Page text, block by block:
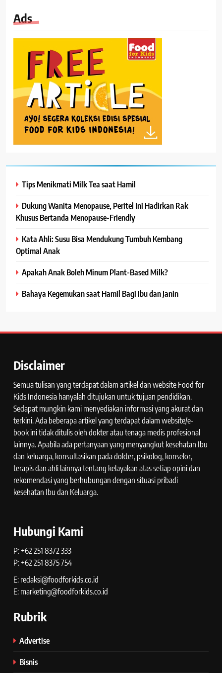
Ads
Tips Menikmati Milk Tea saat Hamil
Dukung Wanita Menopause, Peritel Ini Hadirkan Rak
Khusus Bertanda Menopause-Friendly
Kata Ahli: Susu Bisa Mendukung Tumbuh Kembang
Optimal Anak
Apakah Anak Boleh Minum Plant-Based Milk?
Bahaya Kegemukan saat Hamil Bagi Ibu dan Janin
Disclaimer
Semua tulisan yang terdapat dalam artikel dan website Food for
Kids Indonesia hanyalah ditujukan untuk tujuan pendidikan.
Sedapat mungkin kami menyediakan informasi yang akurat dan
terkini. Ada beberapa artikel yang terdapat dalam website/e-
book ini tidak ditulis oleh dokter atau tenaga medis profesional
lainnya. Apabila ada pertanyaan yang menyangkut kesehatan Ibu
dan keluarga, konsultasikan pada dokter, psikolog, konselor,
terapis dan ahli lainnya tentang kelayakan atas setiap opini dan
rekomendasi yang berhubungan dengan situasi pribadi
kesehatan Ibu dan Keluarga.
Hubungi Kami
P: +62 251 8372 333
P: +62 251 8375 754
E: redaksi@foodforkids.co.id
E: marketing@foodforkids.co.id
Rubrik
Advertise
Bisnis